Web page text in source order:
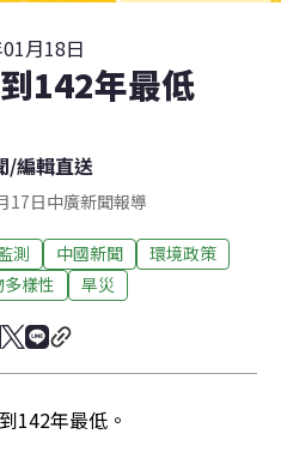
月18日
142年最低
/編輯直送
17日中廣新聞報導
測 中國新聞
環境政策
多樣性 旱災
142年最低。